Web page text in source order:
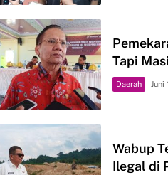
Tapi
Daerah Juni
Wabup
Ilegal di